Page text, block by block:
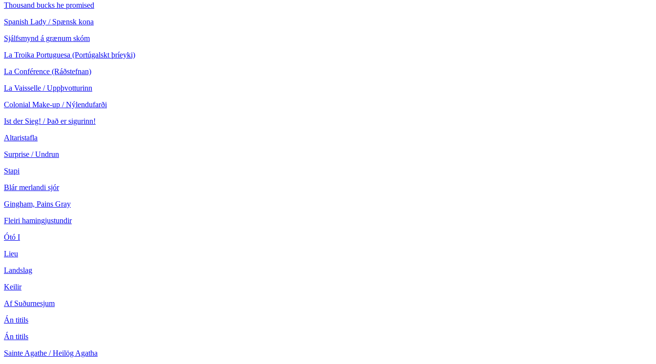
Thousand bucks he promised
Spanish Lady / Spænsk kona
Sjálfsmynd á grænum skóm
La Troika Portuguesa (Portúgalskt þríeyki)
La Conférence (Ráðstefnan)
La Vaisselle / Uppþvotturinn
Colonial Make-up / Nýlendufarði
Ist der Sieg! / Það er sigurinn!
Altaristafla
Surprise / Undrun
Stapi
Blár merlandi sjór
Gingham, Pains Gray
Fleiri hamingjustundir
Ótó I
Lieu
Landslag
Keilir
Af Suðurnesjum
Án titils
Án titils
Sainte Agathe / Heilög Agatha